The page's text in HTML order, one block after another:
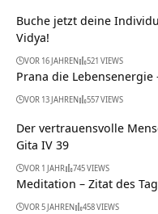
Buche jetzt deine
Vidya!
VOR 16 JAHREN 521 VIEWS
Prana die Lebensenergie
VOR 13 JAHREN 557 VIEWS
Der vertrauensvolle
Gita IV 39
VOR 1 JAHR 745 VIEWS
Meditation – Zitat des
VOR 5 JAHREN 458 VIEWS